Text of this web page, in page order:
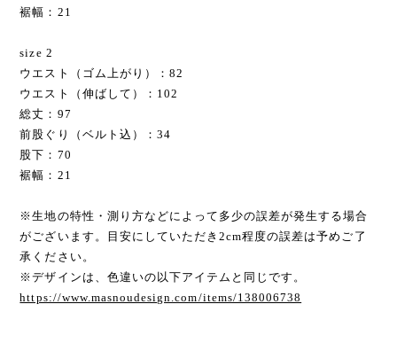
裾幅：21
size 2
ウエスト（ゴム上がり）：82
ウエスト（伸ばして）：102
総丈：97
前股ぐり（ベルト込）：34
股下：70
裾幅：21
※生地の特性・測り方などによって多少の誤差が発生する場合
がございます。目安にしていただき2cm程度の誤差は予めご了
承ください。
※デザインは、色違いの以下アイテムと同じです。
https://www.masnoudesign.com/items/138006738